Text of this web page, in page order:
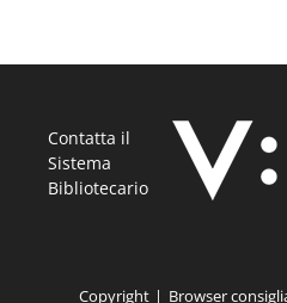
Contatta il
Sistema
Bibliotecario
Copyright Browser